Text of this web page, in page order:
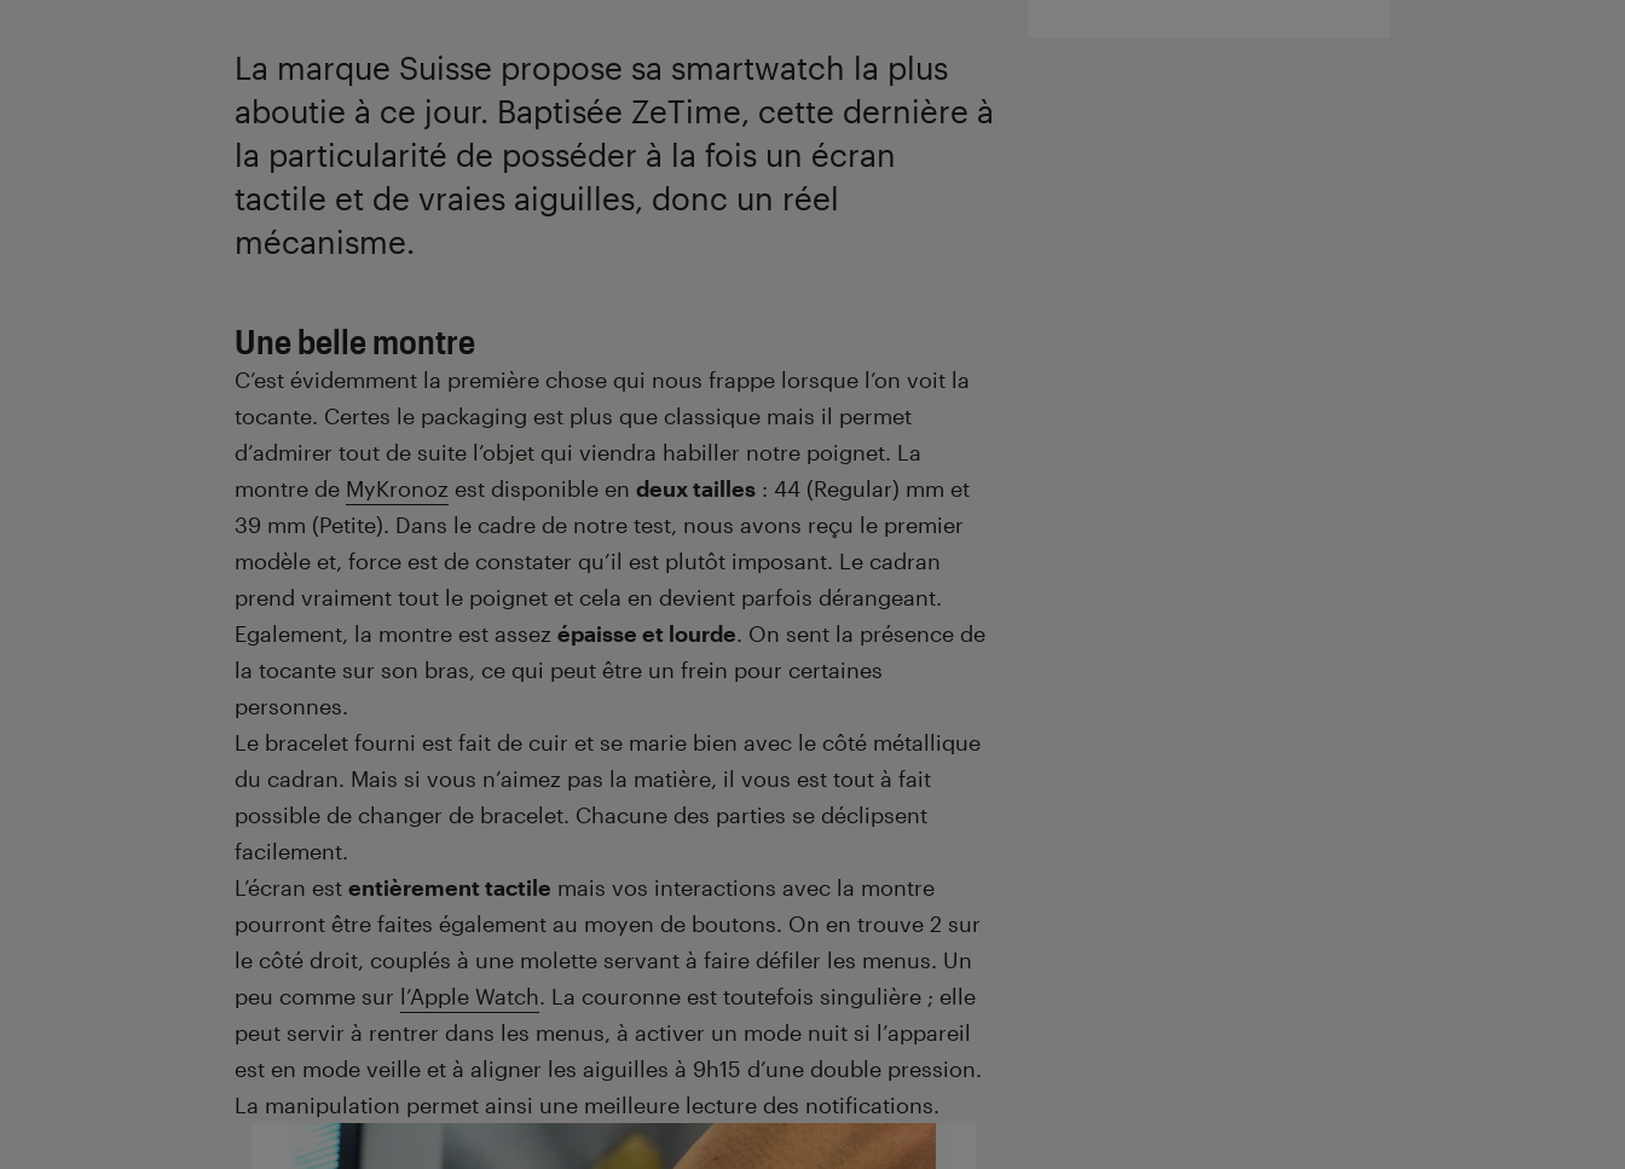
La marque Suisse propose sa smartwatch la plus
aboutie à ce jour. Baptisée ZeTime, cette dernière à
la particularité de posséder à la fois un écran
tactile et de vraies aiguilles, donc un réel
mécanisme.
Une belle montre
C’est évidemment la première chose qui nous frappe lorsque l’on voit la
tocante. Certes le packaging est plus que classique mais il permet
d’admirer tout de suite l’objet qui viendra habiller notre poignet. La
montre de MyKronoz est disponible en deux tailles : 44 (Regular) mm et
39 mm (Petite). Dans le cadre de notre test, nous avons reçu le premier
modèle et, force est de constater qu’il est plutôt imposant. Le cadran
prend vraiment tout le poignet et cela en devient parfois dérangeant.
Egalement, la montre est assez épaisse et lourde. On sent la présence de
la tocante sur son bras, ce qui peut être un frein pour certaines
personnes.
Le bracelet fourni est fait de cuir et se marie bien avec le côté métallique
du cadran. Mais si vous n’aimez pas la matière, il vous est tout à fait
possible de changer de bracelet. Chacune des parties se déclipsent
facilement.
L’écran est entièrement tactile mais vos interactions avec la montre
pourront être faites également au moyen de boutons. On en trouve 2 sur
le côté droit, couplés à une molette servant à faire défiler les menus. Un
peu comme sur l’Apple Watch. La couronne est toutefois singulière ; elle
peut servir à rentrer dans les menus, à activer un mode nuit si l’appareil
est en mode veille et à aligner les aiguilles à 9h15 d’une double pression.
La manipulation permet ainsi une meilleure lecture des notifications.